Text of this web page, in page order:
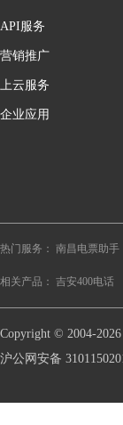
API服务
营销推广
上云服务
企业应用
热门服务： 南昌电票助手
相关产品： 吉安400电话
Copyright © 2004-
沪公网安备